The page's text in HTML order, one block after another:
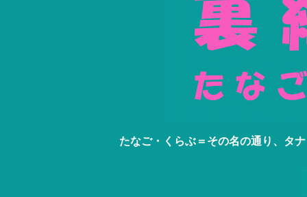
たなご・くらぶ＝その名の通り、タ